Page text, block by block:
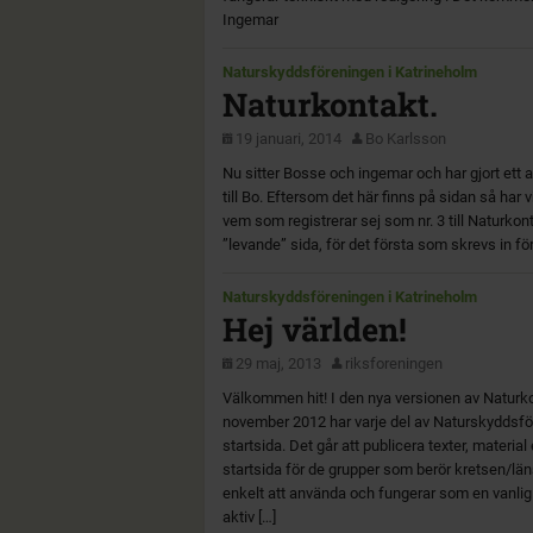
Ingemar
Naturskyddsföreningen i Katrineholm
Naturkontakt.
19 januari, 2014
Bo Karlsson
Nu sitter Bosse och ingemar och har gjort ett
till Bo. Eftersom det här finns på sidan så har
vem som registrerar sej som nr. 3 till
”levande” sida, för det första som skrevs in
Naturskyddsföreningen i Katrineholm
Hej världen!
29 maj, 2013
riksforeningen
Välkommen hit! I den nya versionen av
november 2012 har varje del av
startsida. Det går att publicera texter,
startsida för de grupper som berör kretsen/
enkelt att använda och fungerar som en
aktiv […]